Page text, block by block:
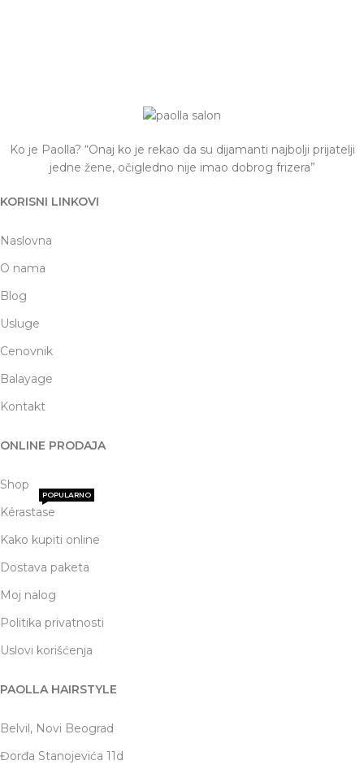
Ko je Paolla? “Onaj ko je rekao da su dijamanti najbolji prijatelji
jedne žene, očigledno nije imao dobrog frizera”
KORISNI LINKOVI
Naslovna
O nama
Blog
Usluge
Cenovnik
Balayage
Kontakt
ONLINE PRODAJA
Shop
Kérastase
POPULARNO
Kako kupiti online
Dostava paketa
Moj nalog
Politika privatnosti
Uslovi korišćenja
PAOLLA HAIRSTYLE
Belvil, Novi Beograd
Đorđa Stanojevića 11d